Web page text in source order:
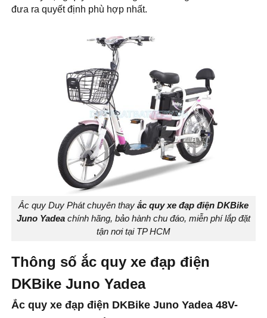
đưa ra quyết định phù hợp nhất.
Ắc quy Duy Phát chuyên thay ắc quy xe đạp điện DKBike
Juno Yadea chính hãng, bảo hành chu đáo, miễn phí lắp đặt
tận nơi tại TP HCM
Thông số ắc quy xe đạp điện
DKBike Juno Yadea
Ắc quy xe đạp điện DKBike Juno Yadea 48V-